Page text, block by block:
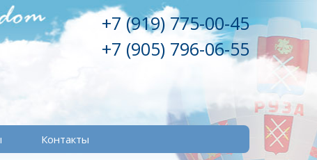
+7 (919) 775-00-45
+7 (905) 796-06-55
Контакты